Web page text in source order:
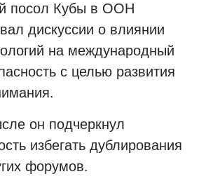
посол Кубы в ООН
дискуссии о влиянии
на международный
с целью развития
он подчеркнул
избегать дублирования
форумов.